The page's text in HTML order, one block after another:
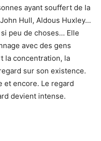
ayant souffert de la
Hull, Aldous Huxley…
peu de choses… Elle
avec des gens
la concentration, la
sur son existence.
et encore. Le regard
devient intense.